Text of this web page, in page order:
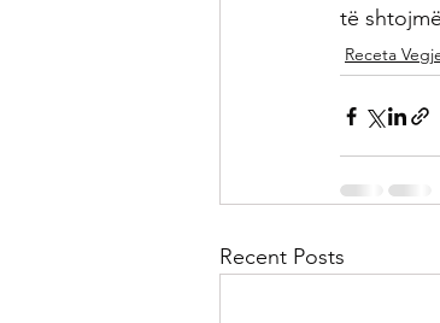
të
Receta
Recent Posts